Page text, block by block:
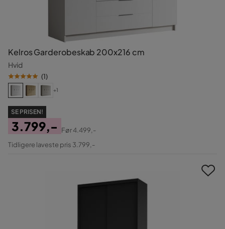
Kelros Garderobeskab 200x216 cm
Hvid
(1)
+1
SE PRISEN!
Pris
3.799,-
Original
Før4.499,-
Tidligere laveste pris 3.799,-